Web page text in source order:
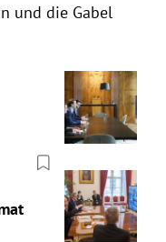
und die Gabel